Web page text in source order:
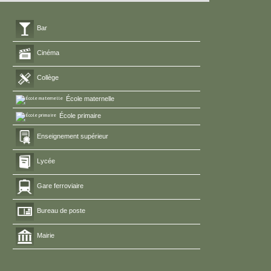
Bar
Cinéma
Collège
École maternelle
École primaire
Enseignement supérieur
Lycée
Gare ferroviaire
Bureau de poste
Mairie